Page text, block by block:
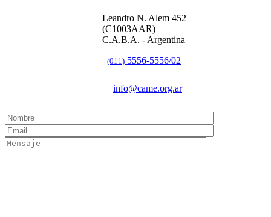
Leandro N. Alem 452
(C1003AAR)
C.A.B.A. - Argentina
(011) 5556-5556/02
info@came.org.ar